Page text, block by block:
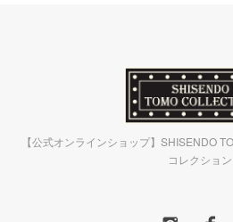
【公式オンラインショップ】SHISENDO
コレクション